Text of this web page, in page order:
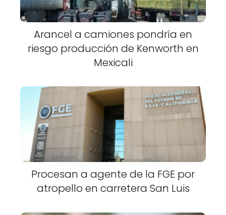
Arancel a camiones pondría en
riesgo producción de Kenworth en
Mexicali
Procesan a agente de la FGE por
atropello en carretera San Luis